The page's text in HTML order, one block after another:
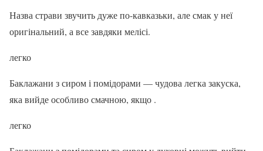
Назва страви звучить дуже по-кавказьки, але смак у неї
оригінальний, а все завдяки мелісі.
легко
Баклажани з сиром і помідорами — чудова легка закуска,
яка вийде особливо смачною, якщо .
легко